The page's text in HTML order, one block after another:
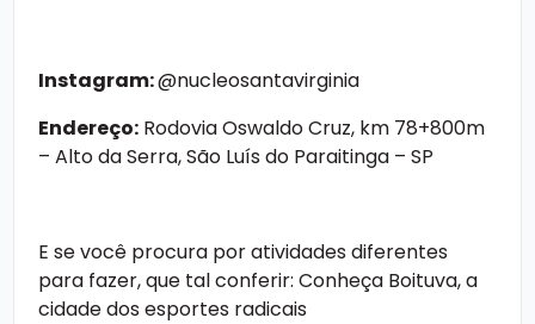
Instagram:@nucleosantavirginia
Endereço: Rodovia Oswaldo Cruz, km 78+800m
– Alto da Serra, São Luís do Paraitinga – SP
E se você procura por atividades diferentes
para fazer, que tal conferir: Conheça Boituva, a
cidade dos esportes radicais